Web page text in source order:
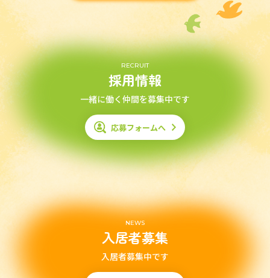
RECRUIT
採用情報
一緒に働く仲間を募集中です
応募フォームへ
NEWS
入居者募集
入居者募集中です